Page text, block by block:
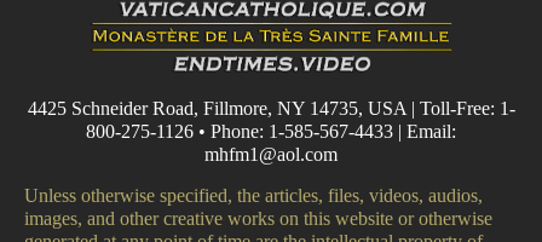
4425 Schneider Road, Fillmore, NY 14735, USA | Toll-Free: 1-
800-275-1126 • Phone: 1-585-567-4433 | Email:
mhfm1@aol.com
Unless otherwise specified, the articles, files, videos, audios,
images, and other creative works on this website or otherwise